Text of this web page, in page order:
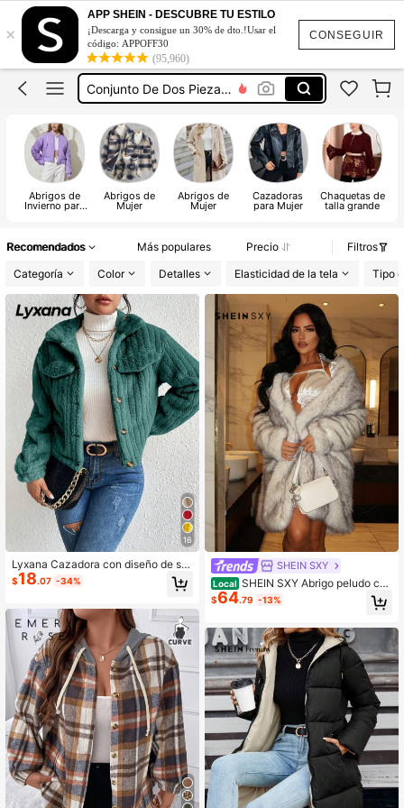
CONSEGUIR
×
APP SHEIN - DESCUBRE TU ESTILO
¡Descarga y consigue un 30% de dto.!Usar el
código: APPOFF30
(95,960)
Vestidos Elegantes Para Fiesta De Gala
Vestidos Elegantes De Mujer
Blusas Bonitas De Mujer
Conjunto De Dos Piezas Mujer
Vestidos Elegantes Para Fiesta De Gala
Vestidos Elegantes De Mujer
Abrigos de
Invierno para
Abrigos de
Mujer
Abrigos de
Mujer
Cazadoras
para Mujer
Chaquetas de
talla grande
Recomendados Más populares Precio
Filtros
Categoría
Color Detalles Elasticidad de la tela Tipo
16
Lyxana Cazadora con diseño de sol
apa franela
$18.07 -34%
SHEIN SXY
Local SHEIN SXY Abrigo peludo con
abertura frontal sexy para otoño e i
nvierno
$64.79 -13%